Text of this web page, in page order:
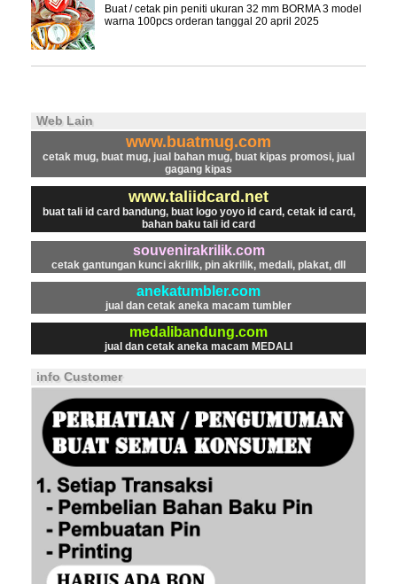
Buat / cetak pin peniti ukuran 32 mm BORMA 3 model
warna 100pcs orderan tanggal 20 april 2025
Web Lain
www.buatmug.com
cetak mug, buat mug, jual bahan mug, buat kipas promosi, jual
gagang kipas
www.taliidcard.net
buat tali id card bandung, buat logo yoyo id card, cetak id card,
bahan baku tali id card
souvenirakrilik.com
cetak gantungan kunci akrilik, pin akrilik, medali, plakat, dll
anekatumbler.com
jual dan cetak aneka macam tumbler
medalibandung.com
jual dan cetak aneka macam MEDALI
info Customer